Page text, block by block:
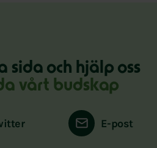
sida och hjälp oss
vårt budskap
E-post